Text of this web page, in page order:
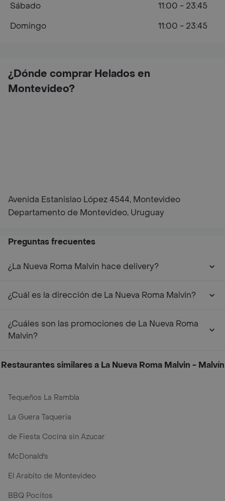
¿Dónde comprar Helados en
Montevideo?
Avenida Estanislao López 4544, Montevideo
Departamento de Montevideo, Uruguay
Sábado
11:00 - 23:45
Domingo
11:00 - 23:45
Preguntas frecuentes
¿La Nueva Roma Malvin hace delivery?
¿Cuál es la dirección de La Nueva Roma Malvin?
¿Cuáles son las promociones de La Nueva Roma
Malvin?
Restaurantes similares a La Nueva Roma Malvin - Malvín
Tequeños La Rambla
La Guera Taqueria
de Fiesta Cocina sin Azucar
McDonald's
El Arabito de Montevideo
BBQ Pocitos